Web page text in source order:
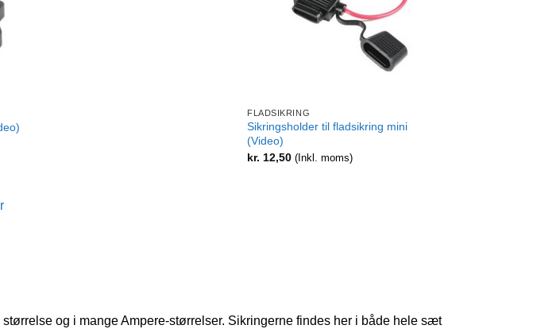
FLADSIKRING
Sikringsholder til fladsikring mini
(Video)
kr. 12,50 (Inkl. moms)
og i mange Ampere-størrelser. Sikringerne findes her i både hele sæt